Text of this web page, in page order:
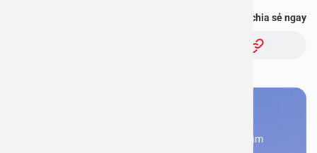
Bạn thấy thông tin này hữu ích, chia sẻ ngay
Đăng kí ngay để được các chuyên gia tư vấn và khám